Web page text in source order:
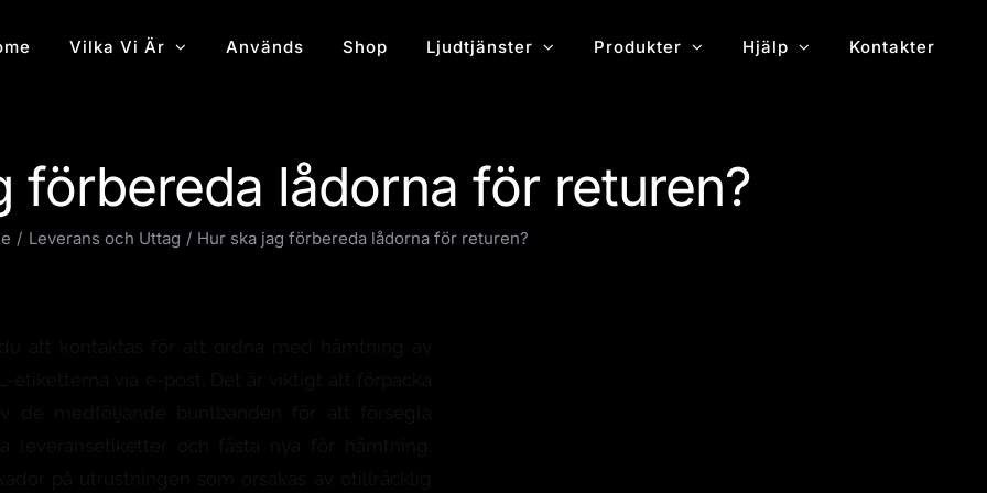
Vilka Vi Är Används Shop Ljudtjänster Produkter Hjälp Kontakter
förbereda lådorna för returen?
Leverans och Uttag Hur ska jag förbereda lådorna för returen?